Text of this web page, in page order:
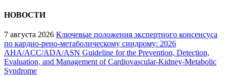
НОВОСТИ
7 августа 2026 Ключевые положения экспертного консенсуса
по кардио-рено-метаболическому синдрому: 2026
AHA/ACC/ADA/ASN Guideline for the Prevention, Detection,
Evaluation, and Management of Cardiovascular-Kidney-Metabolic
Syndrome